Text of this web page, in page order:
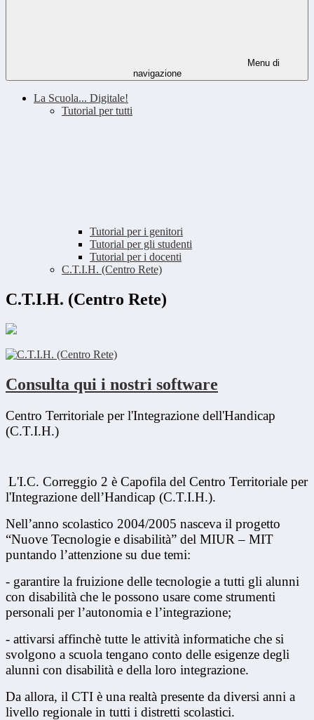
Menu di
navigazione
La Scuola... Digitale!
Tutorial per tutti
Tutorial per i genitori
Tutorial per gli studenti
Tutorial per i docenti
C.T.I.H. (Centro Rete)
C.T.I.H. (Centro Rete)
Consulta qui i nostri software
Centro Territoriale per l'Integrazione dell'Handicap
(C.T.I.H.)
L'I.C. Correggio 2 è Capofila del Centro Territoriale per
l'Integrazione dell’Handicap (C.T.I.H.).
Nell’anno scolastico 2004/2005 nasceva il progetto
“Nuove Tecnologie e disabilità” del MIUR – MIT
puntando l’attenzione su due temi:
- garantire la fruizione delle tecnologie a tutti gli alunni
con disabilità che le possono usare come strumenti
personali per l’autonomia e l’integrazione;
- attivarsi affinchè tutte le attività informatiche che si
svolgono a scuola tengano conto delle esigenze degli
alunni con disabilità e della loro integrazione.
Da allora, il CTI è una realtà presente da diversi anni a
livello regionale in tutti i distretti scolastici.